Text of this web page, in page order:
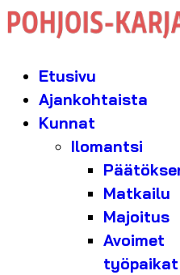
Etusivu
Ajankohtaista
Kunnat
Ilomantsi
Matkailu
Majoitus
Avoimet
työpaikat